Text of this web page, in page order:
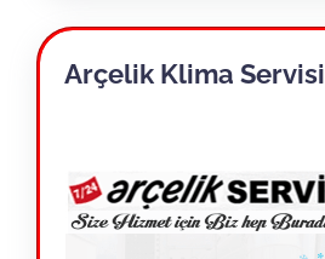
Arçelik Klima Servisi